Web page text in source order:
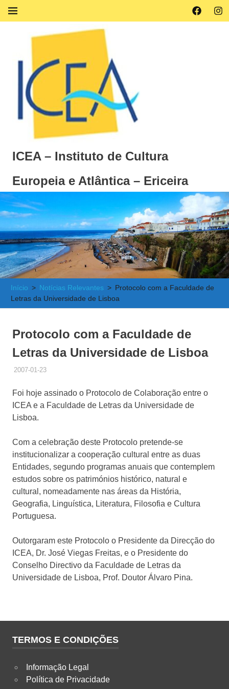
Skip
Facebook
MENU
ICEA – Instituto de Cultura
Europeia e Atlântica – Ericeira
Instituto
de
Cultura
Europeia
e
Atlântica
Início Notícias Relevantes
Protocolo com a Faculdade de
Letras da Universidade de Lisboa
Protocolo com a Faculdade de
Letras da Universidade de Lisboa
2007-01-23ADMINISTRADOR
NOTÍCIAS RELEVANTES
Foi hoje assinado o Protocolo de Colaboração entre o
ICEA e a Faculdade de Letras da Universidade de
Lisboa.
Com a celebração deste Protocolo pretende-se
institucionalizar a cooperação cultural entre as duas
Entidades, segundo programas anuais que contemplem
estudos sobre os patrimónios histórico, natural e
cultural, nomeadamente nas áreas da História,
Geografia, Linguística, Literatura, Filosofia e Cultura
Portuguesa.
Outorgaram este Protocolo o Presidente da Direcção do
ICEA, Dr. José Viegas Freitas, e o Presidente do
Conselho Directivo da Faculdade de Letras da
Universidade de Lisboa, Prof. Doutor Álvaro Pina.
TERMOS E CONDIÇÕES
Informação Legal
Política de Privacidade